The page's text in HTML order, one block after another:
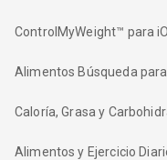
ControlMyWeight™ para
Alimentos Búsqueda
Caloría, Grasa y
Alimentos y Ejercicio